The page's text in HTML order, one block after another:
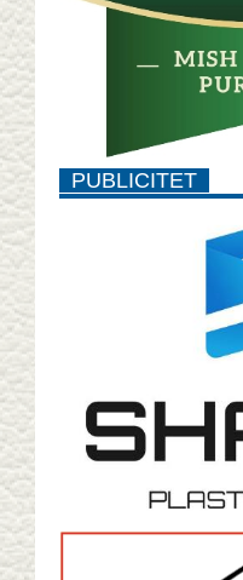
PUBLICITET